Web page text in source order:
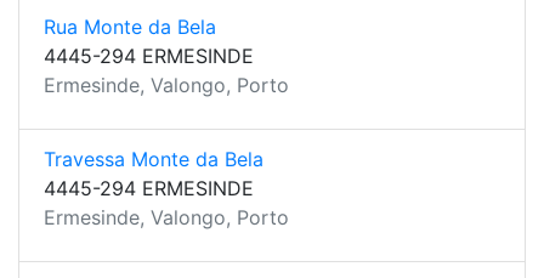
Rua Monte da Bela
4445-294 ERMESINDE
Ermesinde, Valongo, Porto
Travessa Monte da Bela
4445-294 ERMESINDE
Ermesinde, Valongo, Porto